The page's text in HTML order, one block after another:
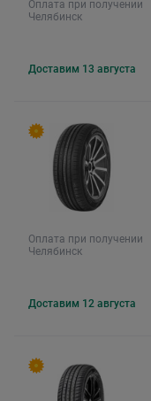
Оплата при получении
Челябинск
Доставим 13 августа
Оплата при получении
Челябинск
Доставим 12 августа